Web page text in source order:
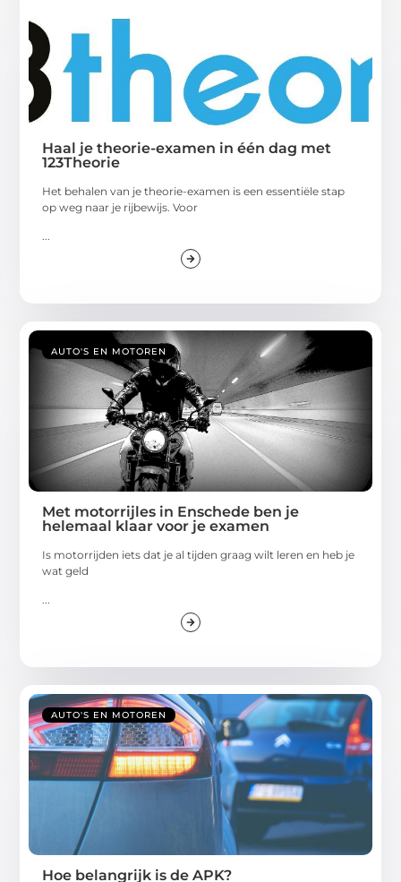
Haal je theorie-examen in één dag met
123Theorie
Het behalen van je theorie-examen is een essentiële stap
op weg naar je rijbewijs. Voor
...
AUTO'S EN MOTOREN
Met motorrijles in Enschede ben je
helemaal klaar voor je examen
Is motorrijden iets dat je al tijden graag wilt leren en heb je
wat geld
...
AUTO'S EN MOTOREN
Hoe belangrijk is de APK?